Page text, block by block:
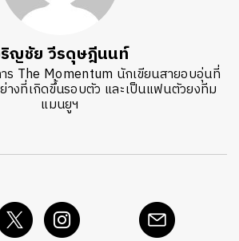
ญชัย วีรดุษฎีนนท์
The Momentum นักเขียนสายอบอุ่นที่
างที่เกิดขึ้นรอบตัว และเป็นแฟนตัวยงทีม
แมนยูฯ